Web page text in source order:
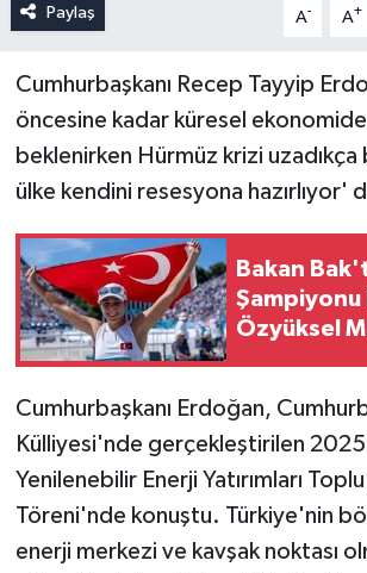
Paylaş A- A+
Cumhurbaşkanı Recep Tayyip
öncesine kadar küresel
beklenirken Hürmüz krizi
ülke kendini resesyona hazırlıyor'
Bakan
Şampiyonu
Özyüksel
Cumhurbaşkanı Erdoğan,
Külliyesi'nde gerçekleştirilen 2025
Yenilenebilir Enerji Yatırımları Toplu
Töreni'nde konuştu. Türkiye'nin
enerji merkezi ve kavşak noktası